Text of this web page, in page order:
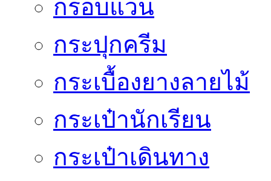
กรอบแว่น
กระปุกครีม
กระเบื้องยางลายไม้
กระเป๋านักเรียน
กระเป๋าเดินทาง